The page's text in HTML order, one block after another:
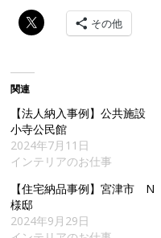
その他
関連
【法人納入事例】公共施設
小寺公民館
2024年7月11日
インテリアのお仕事
【住宅納品事例】宮津市 N
様邸
2024年9月29日